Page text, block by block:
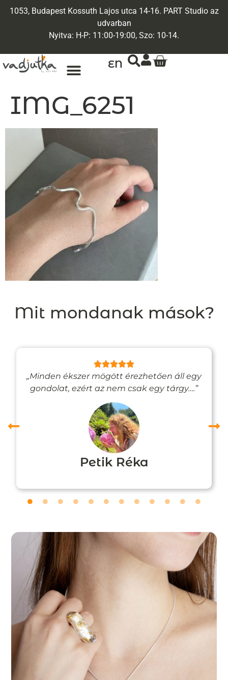
1053, Budapest Kossuth Lajos utca 14-16. PART Studio az
udvarban
Nyitva: H-P: 11:00-19:00, Szo: 10-14.
EN
IMG_6251
Mit mondanak mások?
„Minden ékszer mögött érezhetően áll egy
gondolat, ezért az nem csak egy tárgy….”
Petik Réka